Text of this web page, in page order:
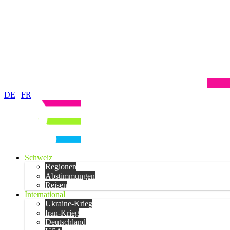
DE | FR
Schweiz
Regionen
Abstimmungen
Reisen
International
Ukraine-Krieg
Iran-Krieg
Deutschland